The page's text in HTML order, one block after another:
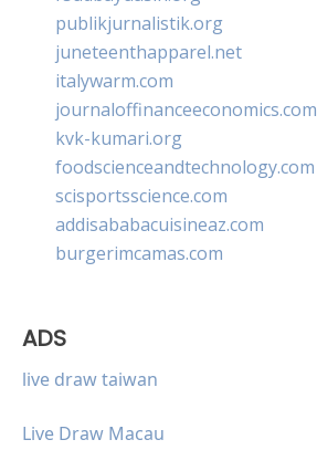
publikjurnalistik.org
juneteenthapparel.net
italywarm.com
journaloffinanceeconomics.com
kvk-kumari.org
foodscienceandtechnology.com
scisportsscience.com
addisababacuisineaz.com
burgerimcamas.com
ADS
live draw taiwan
Live Draw Macau